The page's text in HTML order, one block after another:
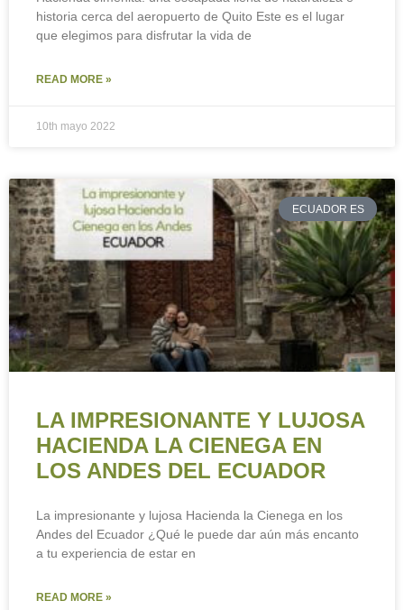
historia cerca del aeropuerto de Quito Este es el lugar
que elegimos para disfrutar la vida de
READ MORE »
10th mayo 2022
ECUADOR ES
LA IMPRESIONANTE Y LUJOSA
HACIENDA LA CIENEGA EN
LOS ANDES DEL ECUADOR
La impresionante y lujosa Hacienda la Cienega en los
Andes del Ecuador ¿Qué le puede dar aún más encanto
a tu experiencia de estar en
READ MORE »